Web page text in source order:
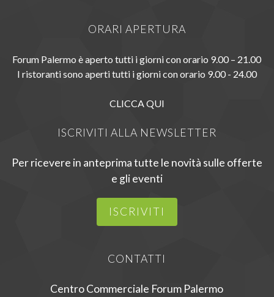
ORARI APERTURA
Forum Palermo è aperto tutti i giorni con orario 9.00 – 21.00
I ristoranti sono aperti tutti i giorni con orario 9.00 - 24.00
CLICCA QUI
ISCRIVITI ALLA NEWSLETTER
Per ricevere in anteprima tutte le novità sulle offerte
e gli eventi
ISCRIVITI
CONTATTI
Centro Commerciale Forum Palermo